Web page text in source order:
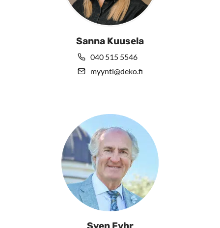
Sanna Kuusela
040 515 5546
myynti@deko.fi